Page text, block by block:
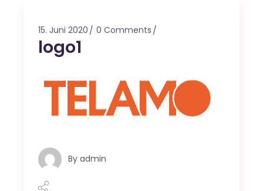
15. Juni 2020 0 Comments
logo1
By admin